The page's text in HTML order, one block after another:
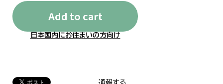
Add to cart
日本国内にお住まいの方向け
通報する